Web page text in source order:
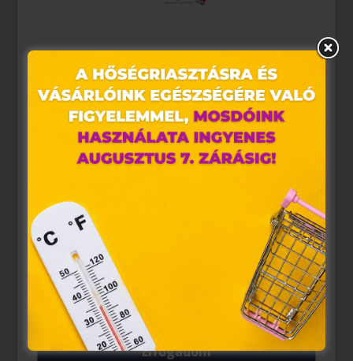
Weboldalunkon „cookie"-kat (továbbiakban „süti")
alkalmazunk. Ezek olyan fájlok, melyek információt
tárolnak webes böngészőjében. Ehhez az Ön
hozzájárulása szükséges.
A „sütiket" az elektronikus hírközlésről szóló 2003. évi C.
törvény, az elektronikus kereskedelmi szolgáltatások, az
információs társadalommal összefüggő szolgáltatások
egyes kérdéseiről szóló 2001. évi CVIII. törvény, valamint
az Európai Unió előírásainak megfelelően használjuk.
Azon weblapoknak, melyek az Európai Unió országain
belül működnek, a „sütik" használatához, és ezeknek a
felhasználó számítógépén vagy egyéb eszközén történő
tárolásához a felhasználók hozzájárulását kell kérniük.
Elfogadom